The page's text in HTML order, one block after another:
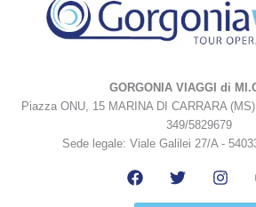
GORGONIA VIAGGI di
Piazza ONU, 15 MARINA DI CARRARA
349/5829679
Sede legale: Viale Galilei 27/A -